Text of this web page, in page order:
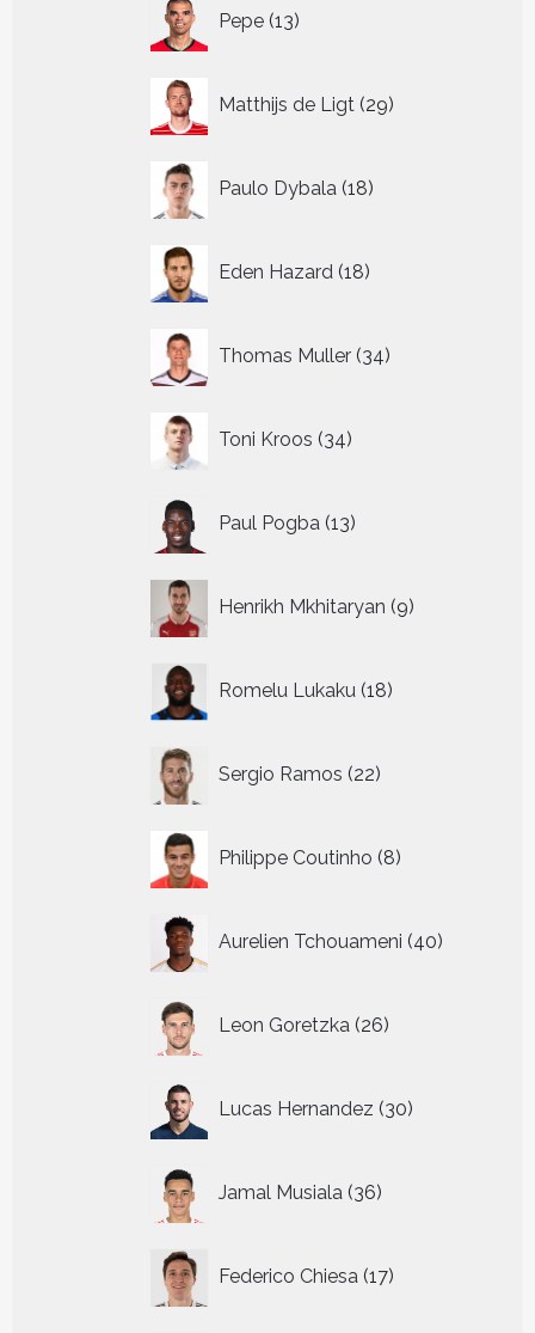
Pepe 13
producten
Matthijs de Ligt 29
producten
Paulo Dybala 18
producten
Eden Hazard 18
producten
Thomas Muller 34
producten
Toni Kroos 34
producten
Paul Pogba 13
producten
Henrikh Mkhitaryan 9
producten
Romelu Lukaku 18
producten
Sergio Ramos 22
producten
Philippe Coutinho 8
producten
Aurelien Tchouameni 40
producten
Leon Goretzka 26
producten
Lucas Hernandez 30
producten
Jamal Musiala 36
producten
Federico Chiesa 17
producten